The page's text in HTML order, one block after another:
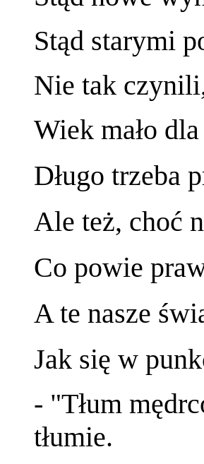
Stąd starymi
Nie tak
Wiek mało
Długo trzeba
Ale też, choć
Co powie
A te nasze
Jak się w
- "Tłum
tłumie.